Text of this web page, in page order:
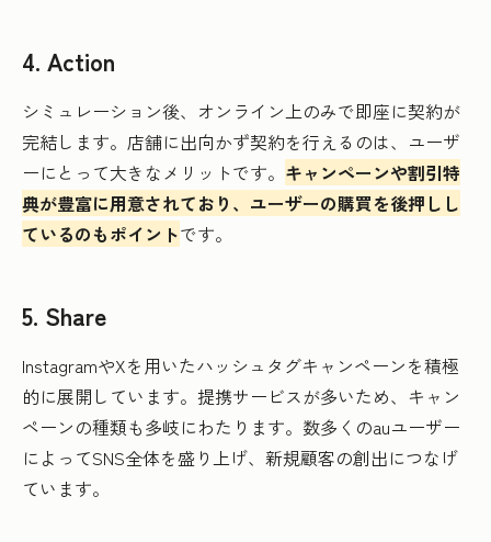
4. Action
シミュレーション後、オンライン上のみで即座に契約が
完結します。店舗に出向かず契約を行えるのは、ユーザ
ーにとって大きなメリットです。 キャンペーンや割引特
典が豊富に用意されており、ユーザーの購買を後押しし
ているのもポイントです。
5. Share
InstagramやXを用いたハッシュタグキャンペーンを積極
的に展開しています。提携サービスが多いため、キャン
ペーンの種類も多岐にわたります。数多くのauユーザー
によってSNS全体を盛り上げ、新規顧客の創出につなげ
ています。